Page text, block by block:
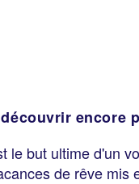
encore
le but ultime d'un
de rêve mis